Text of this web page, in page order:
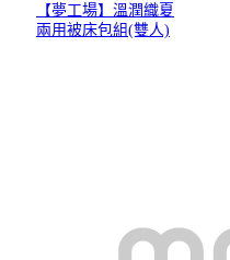
【夢工場】溫潤織夏
兩用被床包組(雙人)